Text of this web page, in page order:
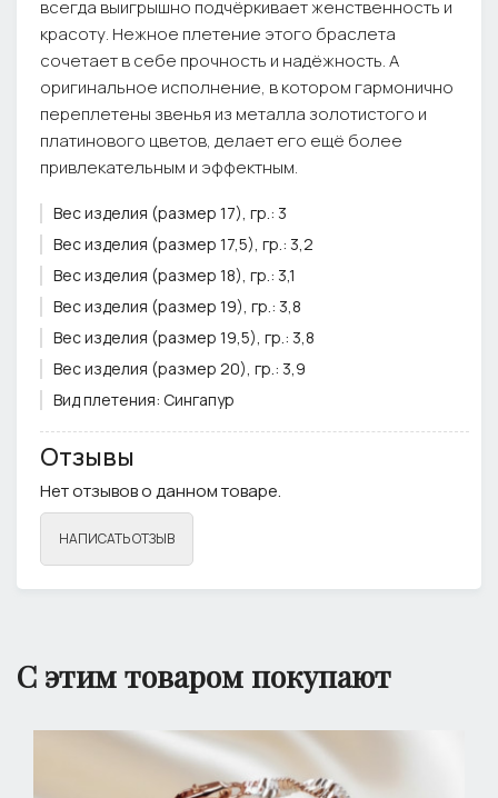
всегда выигрышно подчёркивает женственность и
красоту. Нежное плетение этого браслета
сочетает в себе прочность и надёжность. А
оригинальное исполнение, в котором гармонично
переплетены звенья из металла золотистого и
платинового цветов, делает его ещё более
привлекательным и эффектным.
Вес изделия (размер 17), гр.: 3
Вес изделия (размер 17,5), гр.: 3,2
Вес изделия (размер 18), гр.: 3,1
Вес изделия (размер 19), гр.: 3,8
Вес изделия (размер 19,5), гр.: 3,8
Вес изделия (размер 20), гр.: 3,9
Вид плетения: Сингапур
Вставка: Без вставки
Тип застёжки:
Цвет вставки: нет
Примечание:Фурнитура может отличаться от фото
Отзывы
Нет отзывов о данном товаре.
НАПИСАТЬ ОТЗЫВ
С этим товаром покупают